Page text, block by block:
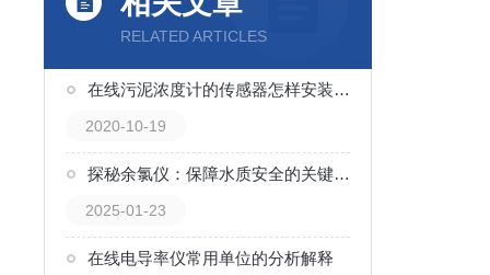
RELATED ARTICLES
在线污泥浓度计的传感器怎样安装能起作用
2020-10-19
探秘余氯仪：保障水质安全的关键设备
2025-01-23
在线电导率仪常用单位的分析解释